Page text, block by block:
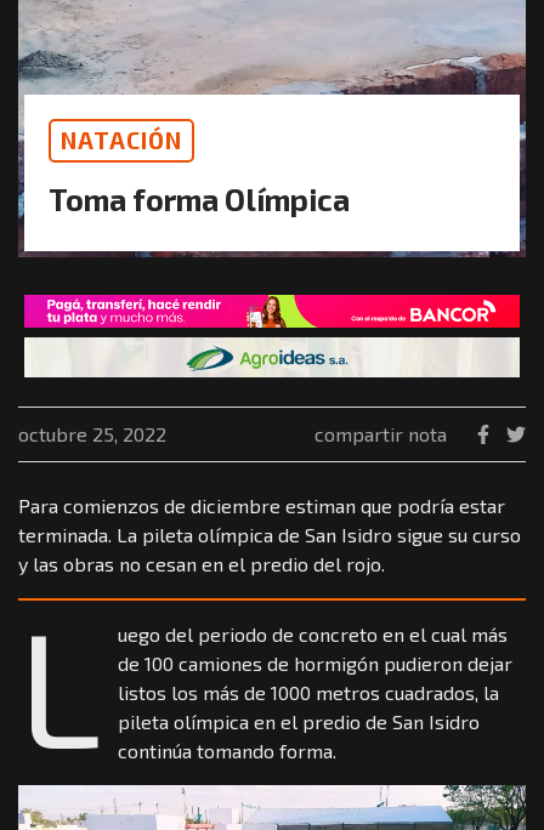
NATACIÓN
Toma forma Olímpica
octubre 25, 2022 compartir nota
Para comienzos de diciembre estiman que podría estar
terminada. La pileta olímpica de San Isidro sigue su curso
y las obras no cesan en el predio del rojo.
L
uego del periodo de concreto en el cual más
de 100 camiones de hormigón pudieron dejar
listos los más de 1000 metros cuadrados, la
pileta olímpica en el predio de San Isidro
continúa tomando forma.